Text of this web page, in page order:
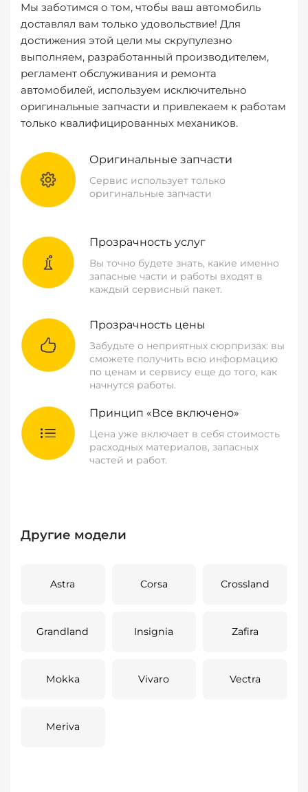
Мы заботимся о том, чтобы ваш автомобиль
доставлял вам только удовольствие! Для
достижения этой цели мы скрупулезно
выполняем, разработанный производителем,
регламент обслуживания и ремонта
автомобилей, используем исключительно
оригинальные запчасти и привлекаем к работам
только квалифицированных механиков.
Оригинальные запчасти
Сервис использует только
оригинальные запчасти
Прозрачность услуг
Вы точно будете знать, какие именно
запасные части и работы входят в
каждый сервисный пакет.
Прозрачность цены
Забудьте о неприятных сюрпризах: вы
сможете получить всю информацию
по ценам и сервису еще до того, как
начнутся работы.
Принцип «Все включено»
Цена уже включает в себя стоимость
расходных материалов, запасных
частей и работ.
Другие модели
Astra Corsa Crossland
Grandland Insignia Zafira
Mokka Vivaro Vectra
Meriva